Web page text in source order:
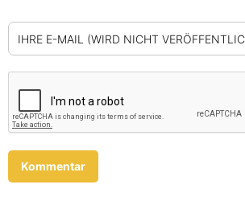
IHRE E-MAIL (WIRD NICHT